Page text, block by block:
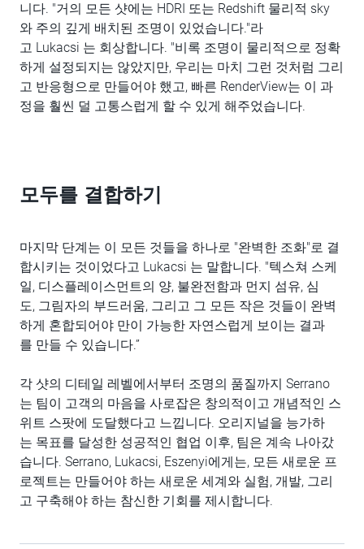
니다. "거의 모든 샷에는 HDRI 또는 Redshift 물리적 sky
와 주의 깊게 배치된 조명이 있었습니다."라
고 Lukacsi 는 회상합니다. "비록 조명이 물리적으로 정확
하게 설정되지는 않았지만, 우리는 마치 그런 것처럼 그리
고 반응형으로 만들어야 했고, 빠른 RenderView는 이 과
정을 훨씬 덜 고통스럽게 할 수 있게 해주었습니다.
모두를 결합하기
마지막 단계는 이 모든 것들을 하나로 "완벽한 조화"로 결
합시키는 것이었다고 Lukacsi 는 말합니다. "텍스쳐 스케
일, 디스플레이스먼트의 양, 불완전함과 먼지 섬유, 심
도, 그림자의 부드러움, 그리고 그 모든 작은 것들이 완벽
하게 혼합되어야 만이 가능한 자연스럽게 보이는 결과
를 만들 수 있습니다.”
각 샷의 디테일 레벨에서부터 조명의 품질까지 Serrano
는 팀이 고객의 마음을 사로잡은 창의적이고 개념적인 스
위트 스팟에 도달했다고 느낍니다. 오리지널을 능가하
는 목표를 달성한 성공적인 협업 이후, 팀은 계속 나아갔
습니다. Serrano, Lukacsi, Eszenyi에게는, 모든 새로운 프
로젝트는 만들어야 하는 새로운 세계와 실험, 개발, 그리
고 구축해야 하는 참신한 기회를 제시합니다.